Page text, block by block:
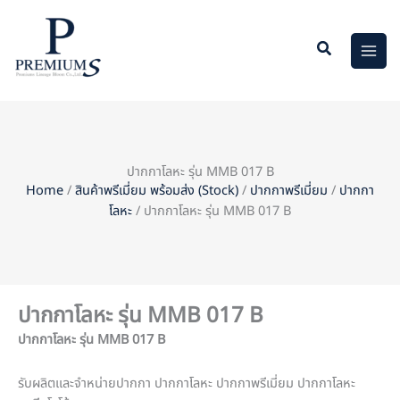
ปากกาโลหะ รุ่น MMB 017 B
Home/สินค้าพรีเมี่ยม พร้อมส่ง (Stock)/ ปากกาพรีเมี่ยม / ปากกา
โลหะ/ ปากกาโลหะ รุ่น MMB 017 B
ปากกาโลหะ รุ่น MMB 017 B
ปากกาโลหะ รุ่น MMB 017 B
รับผลิตและจำหน่ายปากกา ปากกาโลหะ ปากกาพรีเมี่ยม ปากกาโลหะ